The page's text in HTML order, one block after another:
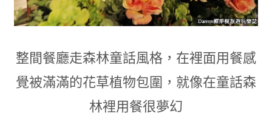
整間餐廳走森林童話風格， 在裡面用餐感
覺被滿滿的花草植物包圍 ， 就像在童話森
林裡用餐很夢幻